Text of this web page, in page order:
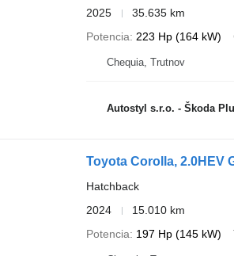
2025
35.635 km
Potencia
223 Hp (164 kW)
Chequia, Trutnov
Autostyl s.r.o. - Škoda
Toyota Corolla, 2.0HEV
Hatchback
2024
15.010 km
Potencia
197 Hp (145 kW)